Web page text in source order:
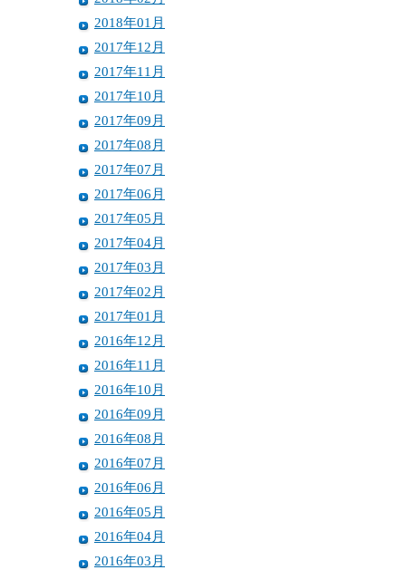
2018年01月
2017年12月
2017年11月
2017年10月
2017年09月
2017年08月
2017年07月
2017年06月
2017年05月
2017年04月
2017年03月
2017年02月
2017年01月
2016年12月
2016年11月
2016年10月
2016年09月
2016年08月
2016年07月
2016年06月
2016年05月
2016年04月
2016年03月